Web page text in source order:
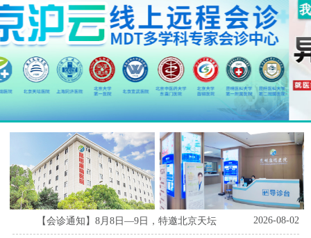
【会诊通知】8月8日—9日，特邀北京天坛 2026-08-02